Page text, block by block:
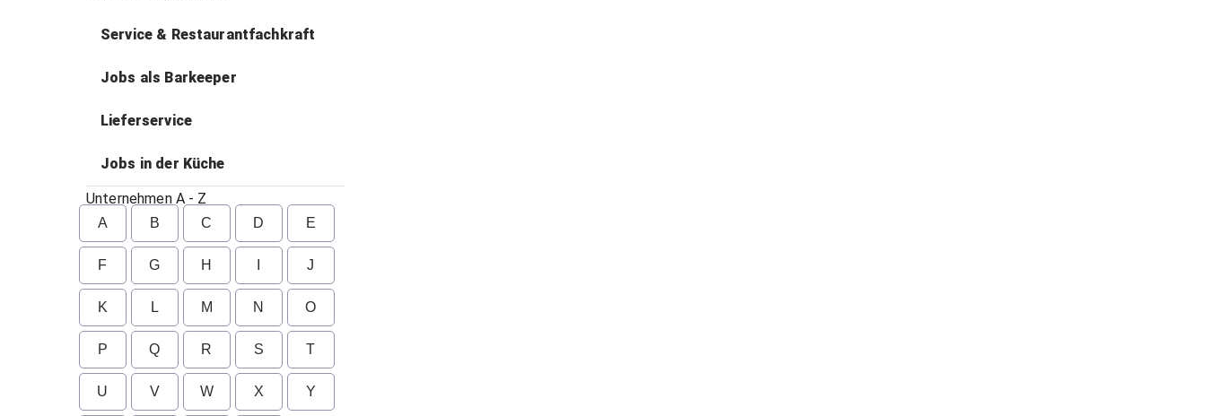
Service & Restaurantfachkraft
Jobs als Barkeeper
Lieferservice
Jobs in der Küche
Unternehmen A - Z
A B C D E
F G H J
K L M N O
P Q R S T
U V W X Y